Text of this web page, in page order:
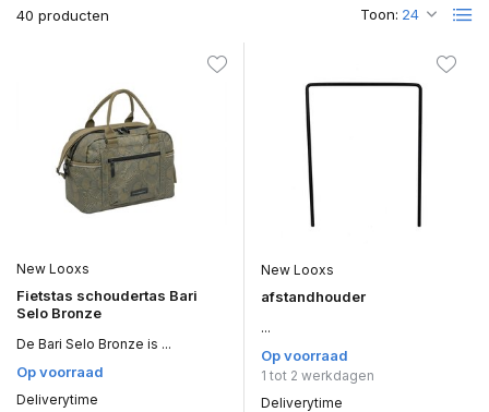
40 producten Toon:
New Looxs
Fietstas schoudertas Bari
Selo Bronze
De Bari Selo Bronze is ...
Op voorraad
Deliverytime
New Looxs
afstandhouder
...
Op voorraad
1 tot 2 werkdagen
Deliverytime